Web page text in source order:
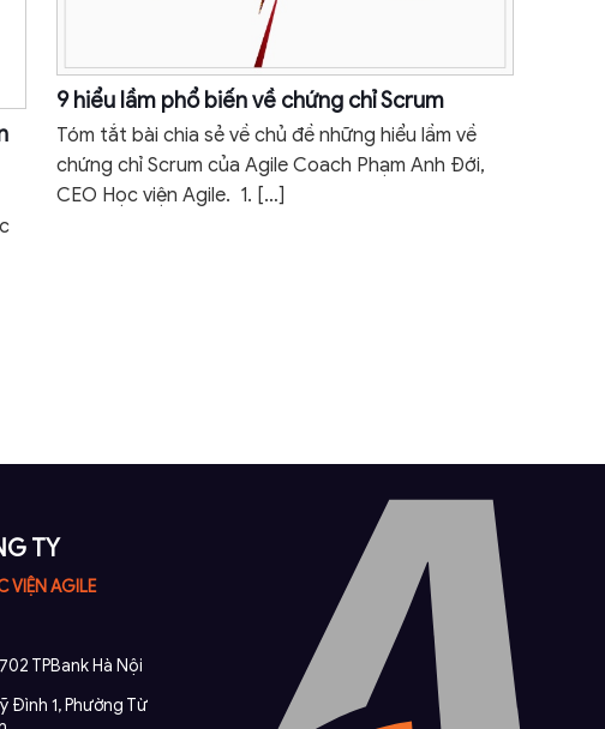
9 hiểu lầm phổ biến về chứng chỉ Scrum
Tóm tắt bài chia sẻ về chủ đề những hiểu lầm về
chứng chỉ Scrum của Agile Coach Phạm Anh Đới,
CEO Học viện Agile. 1. […]
TY
VIỆN AGILE
TPBank Hà Nội
Đình 1, Phường Từ